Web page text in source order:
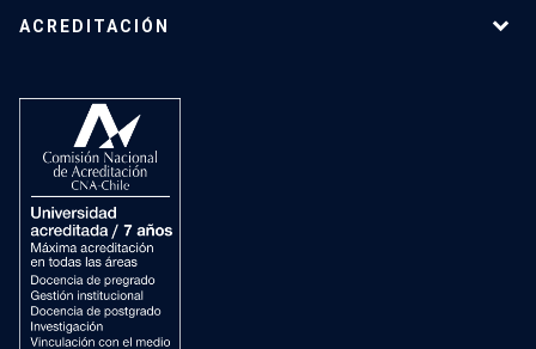
ACREDITACIÓN